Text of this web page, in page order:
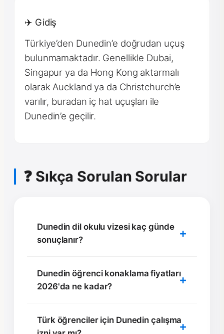
✈️ Gidiş
Türkiye’den Dunedin’e doğrudan uçuş
bulunmamaktadır. Genellikle Dubai,
Singapur ya da Hong Kong aktarmalı
olarak Auckland ya da Christchurch’e
varılır, buradan iç hat uçuşları ile
Dunedin’e geçilir.
❓ Sıkça Sorulan Sorular
Dunedin dil okulu vizesi kaç günde
sonuçlanır?
Dunedin öğrenci konaklama fiyatları
2026'da ne kadar?
Türk öğrenciler için Dunedin çalışma